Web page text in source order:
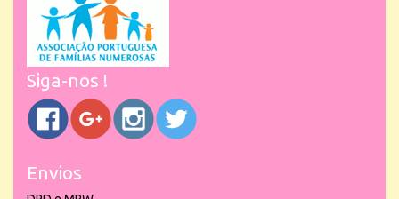
Siga-nos !
Envios